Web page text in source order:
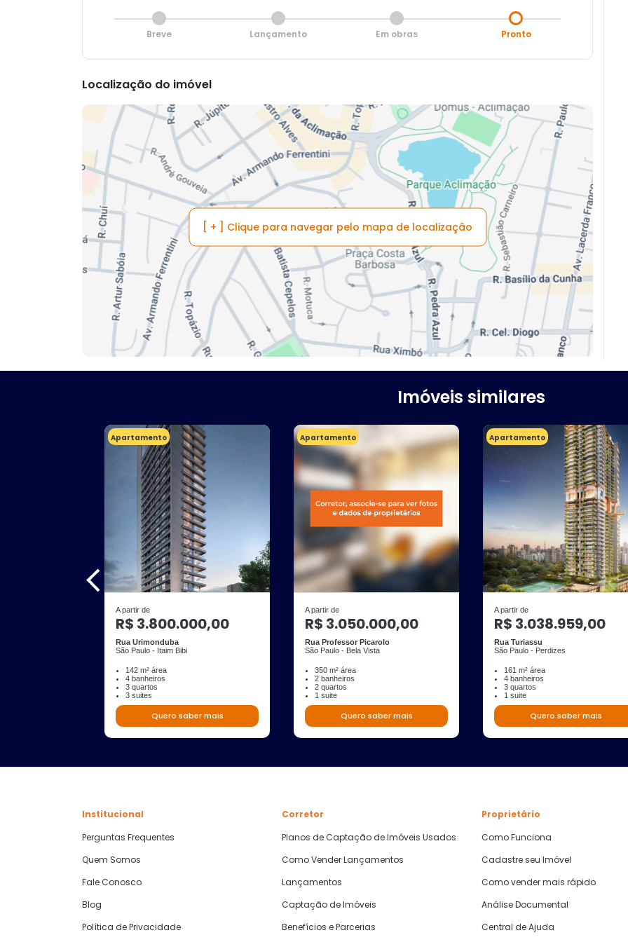
Breve Lançamento Em obras Pronto
Localização do imóvel
[ + ] Clique para navegar pelo mapa de localização
Imóveis similares
Apartamento
A partir de
R$ 3.800.000,00
Rua Urimonduba
São Paulo - Itaim Bibi
142 m² área
4 banheiros
3 quartos
3 suites
Quero saber mais
Apartamento
A partir de
R$ 3.050.000,00
Rua Professor Picarolo
São Paulo - Bela Vista
350 m² área
2 banheiros
2 quartos
1 suite
Quero saber mais
Apartamento
A partir de
R$ 3.038.959,00
Rua Turiassu
São Paulo - Perdizes
161 m² área
4 banheiros
3 quartos
1 suite
Quero saber mais
Institucional
Perguntas Frequentes
Quem Somos
Fale Conosco
Blog
Política de Privacidade
Corretor
Planos de Captação de Imóveis Usados
Como Vender Lançamentos
Lançamentos
Captação de Imóveis
Benefícios e Parcerias
Proprietário
Como Funciona
Cadastre seu Imóvel
Como vender mais rápido
Análise Documental
Central de Ajuda